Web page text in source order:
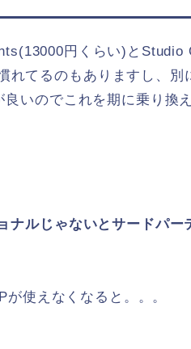
円くらい)とStudio
れてるのもありますし、別
いのでこれを期に乗り換
ルじゃないとサードパー
使えなくなると。。。